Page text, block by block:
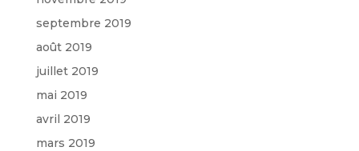
septembre 2019
août 2019
juillet 2019
mai 2019
avril 2019
mars 2019